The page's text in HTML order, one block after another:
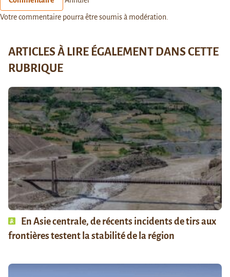
Votre commentaire pourra être soumis à modération.
ARTICLES À LIRE ÉGALEMENT DANS CETTE
RUBRIQUE
En Asie centrale, de récents incidents de tirs aux
frontières testent la stabilité de la région